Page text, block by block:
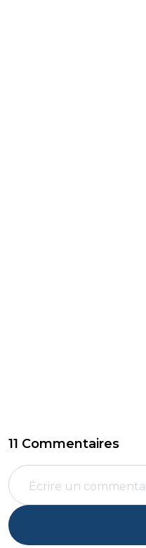
11 Commentaires